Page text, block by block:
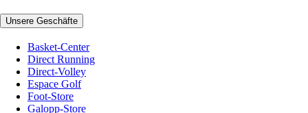
Unsere Geschäfte
Basket-Center
Direct Running
Direct-Volley
Espace Golf
Foot-Store
Galopp-Store